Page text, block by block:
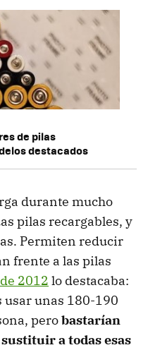
de pilas
destacados
durante mucho
pilas recargables, y
Permiten reducir
frente a las pilas
2012 lo destacaba:
usar unas 180-190
perobastarían
a todas esas